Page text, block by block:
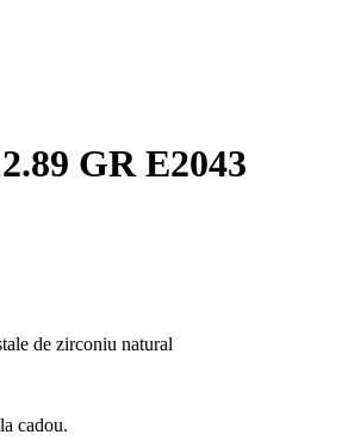
GR E2043
de zirconiu natural
cadou.